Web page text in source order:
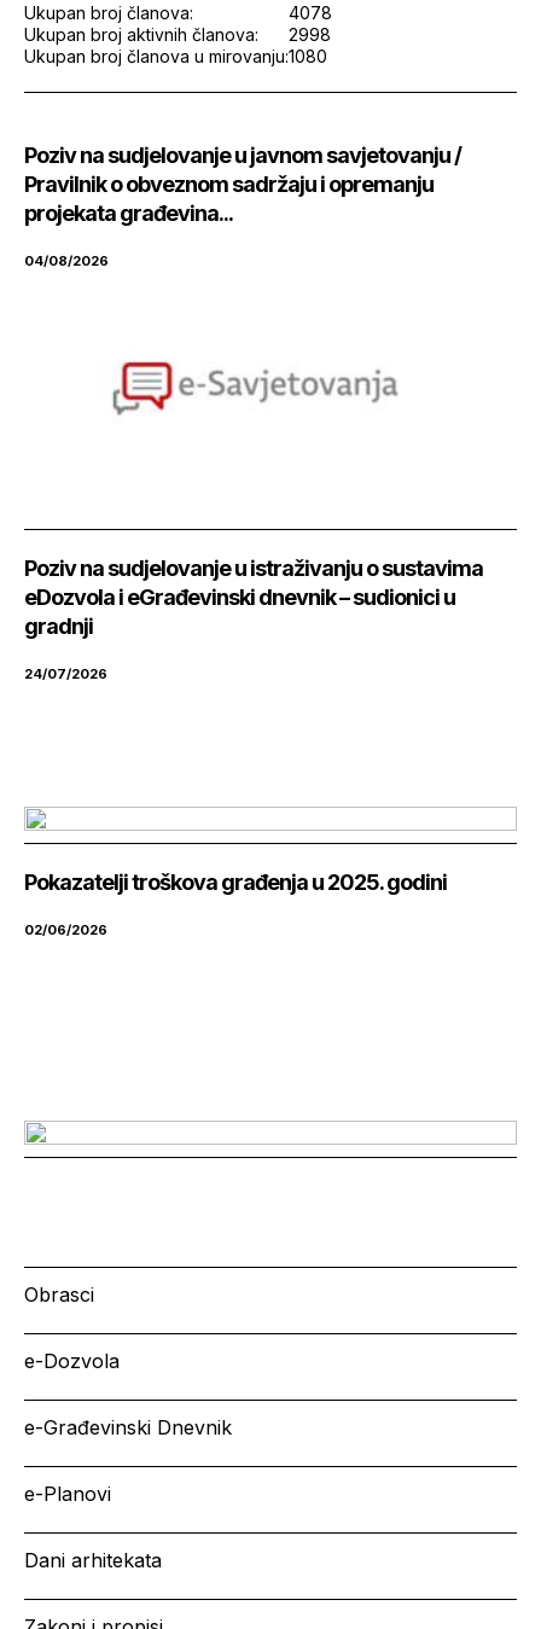
Ukupan broj članova:
4078
Ukupan broj aktivnih članova:
2998
Ukupan broj članova u mirovanju:1080
Poziv na sudjelovanje u javnom savjetovanju /
Pravilnik o obveznom sadržaju i opremanju
projekata građevina...
04/08/2026
Poziv na sudjelovanje u istraživanju o sustavima
eDozvola i eGrađevinski dnevnik – sudionici u
gradnji
24/07/2026
Pokazatelji troškova građenja u 2025. godini
02/06/2026
Obrasci
e-Dozvola
e-Građevinski Dnevnik
e-Planovi
Dani arhitekata